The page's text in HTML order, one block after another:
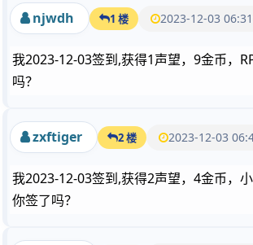
njwdh 1 楼 2023-12-03
我2023-12-03签到,获得1声望，9金币，
吗？
zxftiger 2 楼 2023-12-03
我2023-12-03签到,获得2声望，4金币，小
你签了吗？